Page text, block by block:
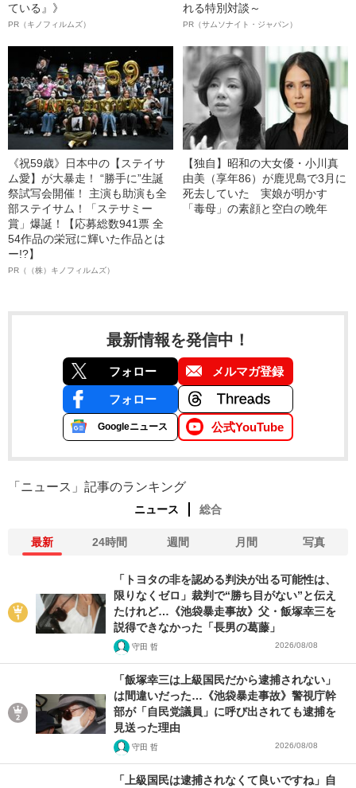
ている』》
PR（キノフィルムズ）
れる特別対談～
PR（サムソナイト・ジャパン）
《祝59歳》日本中の【ステイサ
ム愛】が大暴走！ “勝手に”生誕
祭試写会開催！ 主演も助演も全
部ステイサム！「ステサミー
賞」爆誕！【応募総数941票 全
54作品の栄冠に輝いた作品とは
ー!?】
PR（（株）キノフィルムズ）
【独自】昭和の大女優・小川真
由美（享年86）が鹿児島で3月に
死去していた 実娘が明かす
「毒母」の素顔と空白の晩年
最新情報を発信中！
フォロー メルマガ登録
フォロー
Googleニュース 公式YouTube
「ニュース」記事のランキング
ニュース 総合
最新 24時間 週間 月間 写真
「トヨタの非を認める判決が出る可能性は、
限りなくゼロ」裁判で“勝ち目がない”と伝え
たけれど…《池袋暴走事故》父・飯塚幸三を
説得できなかった「長男の葛藤」
守田 哲 2026/08/08
「飯塚幸三は上級国民だから逮捕されない」
は間違いだった…《池袋暴走事故》警視庁幹
部が「自民党議員」に呼び出されても逮捕を
見送った理由
守田 哲 2026/08/08
「上級国民は逮捕されなくて良いですね」自